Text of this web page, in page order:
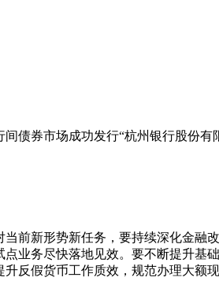
债券市场成功发行“杭州银行股份
前新形势新任务，要持续深化金融
业务尽快落地见效。要不断提升基
反假货币工作质效，规范办理大额